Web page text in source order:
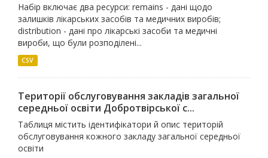
Набір включає два ресурси: remains - дані щодо
залишків лікарських засобів та медичних виробів;
distribution - дані про лікарські засоби та медичні
вироби, що були розподілені...
CSV
Території обслуговування закладів загальної
середньої освіти Добротвірської с...
Таблиця містить ідентифікатори й опис територій
обслуговування кожного закладу загальної середньої
освіти